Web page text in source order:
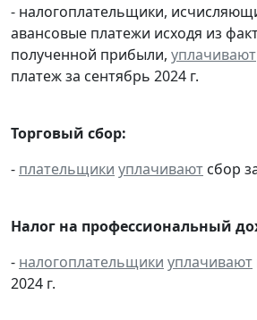
- налогоплательщики,
авансовые платежи исходя из
полученной прибыли, уплачивают
платеж за сентябрь 2024 г.
Торговый сбор:
- плательщики уплачивают сбор
Налог на профессиональный
- налогоплательщики уплачивают
2024 г.